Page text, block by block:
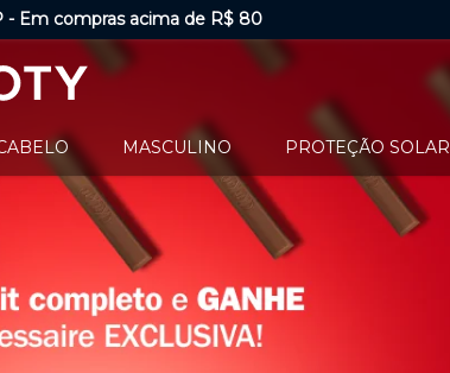
- Em compras acima de R$ 80
MASCULINO PROTEÇÃO SOLAR